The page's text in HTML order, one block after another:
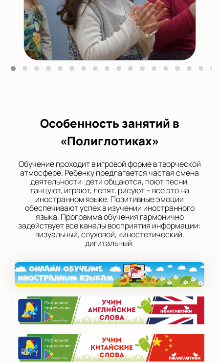
Особенность занятий в
«Полиглотиках»
Обучение проходит в игровой форме в творческой
атмосфере. Ребенку предлагается частая смена
деятельности: дети общаются, поют песни,
танцуют, играют, лепят, рисуют – все это на
иностранном языке. Позитивные эмоции
обеспечивают успех в изучении иностранного
языка. Программа обучения гармонично
задействует все каналы восприятия информации:
визуальный, слуховой, кинестетический,
дигитальный.